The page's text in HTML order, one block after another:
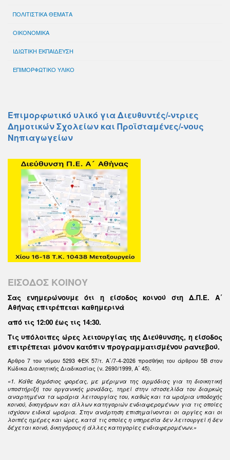
ΠΟΛΙΤΙΣΤΙΚΑ ΘΕΜΑΤΑ
ΟΙΚΟΝΟΜΙΚΑ
ΙΔΙΩΤΙΚΗ ΕΚΠΑΙΔΕΥΣΗ
ΕΠΙΜΟΡΦΩΤΙΚΟ ΥΛΙΚΟ
Επιμορφωτικό υλικό για Διευθυντές/-ντριες
Δημοτικών Σχολείων και Προϊσταμένες/-νους
Νηπιαγωγείων
ΕΙΣΟΔΟΣ ΚΟΙΝΟΥ
Σας ενημερώνουμε ότι η είσοδος κοινού στη Δ.Π.Ε. Α΄
Αθήνας επιτρέπεται καθημερινά
από τις 12:00 έως τις 14:30.
Τις υπόλοιπες ώρες λειτουργίας της Διεύθυνσης, η είσοδος
επιτρέπεται μόνον κατόπιν προγραμματισμένου ραντεβού.
Άρθρο 7 του νόμου 5293 ΦΕΚ 57/τ. Α΄/7-4-2026 προσθήκη του άρθρου 5Β στον
Κώδικα Διοικητικής Διαδικασίας (ν. 2690/1999, Α΄ 45).
«1. Κάθε δημόσιος φορέας, με μέριμνα της αρμόδιας για τη διοικητική
υποστήριξή του οργανικής μονάδας, τηρεί στην ιστοσελίδα του διαρκώς
αναρτημένα τα ωράρια λειτουργίας του, καθώς και τα ωράρια υποδοχής
κοινού, δικηγόρων και άλλων κατηγοριών ενδιαφερομένων για τις οποίες
ισχύουν ειδικά ωράρια. Στην ανάρτηση επισημαίνονται οι αργίες και οι
λοιπές ημέρες και ώρες, κατά τις οποίες η υπηρεσία δεν λειτουργεί ή δεν
δέχεται κοινό, δικηγόρους ή άλλες κατηγορίες ενδιαφερομένων.»